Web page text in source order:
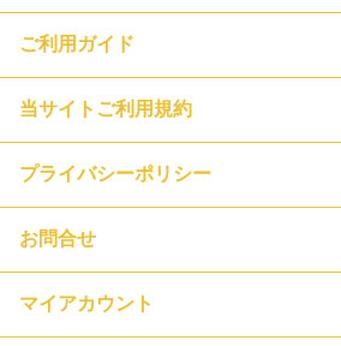
ご利用ガイド
当サイトご利用規約
プライバシーポリシー
お問合せ
マイアカウント